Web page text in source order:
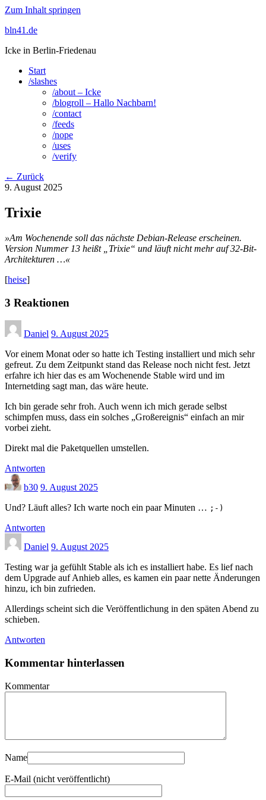
Zum Inhalt springen
bln41.de
Icke in Berlin-Friedenau
Start
/slashes
/about – Icke
/blogroll – Hallo Nachbarn!
/contact
/feeds
/nope
/uses
/verify
← Zurück
9. August 2025
Trixie
»Am Wochenende soll das nächste Debian-Release erscheinen.
Version Nummer 13 heißt „Trixie“ und läuft nicht mehr auf 32-Bit-
Architekturen …«
[heise]
3 Reaktionen
Daniel 9. August 2025
Vor einem Monat oder so hatte ich Testing installiert und mich sehr
gefreut. Zu dem Zeitpunkt stand das Release noch nicht fest. Jetzt
erfahre ich hier das es am Wochenende Stable wird und im
Internetding sagt man, das wäre heute.
Ich bin gerade sehr froh. Auch wenn ich mich gerade selbst
schimpfen muss, dass ein solches „Großereignis“ einfach an mir
vorbei zieht.
Direkt mal die Paketquellen umstellen.
Antworten
b30 9. August 2025
Und? Läuft alles? Ich warte noch ein paar Minuten … ;-)
Antworten
Daniel 9. August 2025
Testing war ja gefühlt Stable als ich es installiert habe. Es lief nach
dem Upgrade auf Anhieb alles, es kamen ein paar nette Änderungen
hinzu, ich bin zufrieden.
Allerdings scheint sich die Veröffentlichung in den späten Abend zu
schieben.
Antworten
Kommentar hinterlassen
Kommentar
Name
E-Mail (nicht veröffentlicht)